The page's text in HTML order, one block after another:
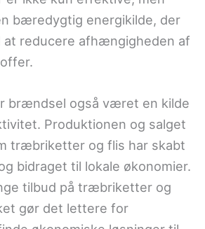
bæredygtig energikilde, der
at reducere afhængigheden af
brændsel også været en kilde
Produktionen og salget
træbriketter og flis har skabt
bidraget til lokale økonomier.
tilbud på træbriketter og
gør det lettere for